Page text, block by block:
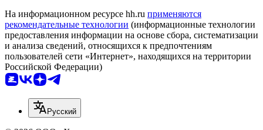
На информационном ресурсе hh.ru применяются
рекомендательные технологии (информационные технологии
предоставления информации на основе сбора, систематизации
и анализа сведений, относящихся к предпочтениям
пользователей сети «Интернет», находящихся на территории
Российской Федерации)
Русский